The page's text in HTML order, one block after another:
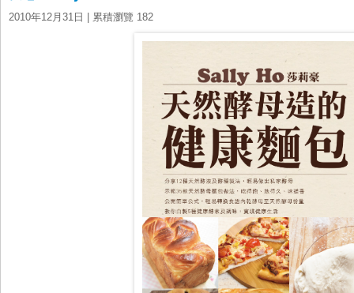
2010年12月31日 | 累積瀏覽 182